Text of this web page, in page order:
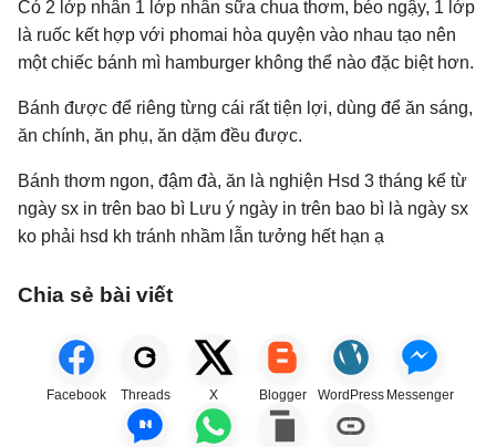
Có 2 lớp nhân 1 lớp nhân sữa chua thơm, béo ngậy, 1 lớp
là ruốc kết hợp với phomai hòa quyện vào nhau tạo nên
một chiếc bánh mì hamburger không thể nào đặc biệt hơn.
Bánh được để riêng từng cái rất tiện lợi, dùng để ăn sáng,
ăn chính, ăn phụ, ăn dặm đều được.
Bánh thơm ngon, đậm đà, ăn là nghiện Hsd 3 tháng kể từ
ngày sx in trên bao bì Lưu ý ngày in trên bao bì là ngày sx
ko phải hsd kh tránh nhầm lẫn tưởng hết hạn ạ
Chia sẻ bài viết
Facebook Threads X Blogger WordPress Messenger